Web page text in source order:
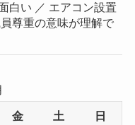
白い ／ エアコン設置
尊重の意味が理解で
金 土 日